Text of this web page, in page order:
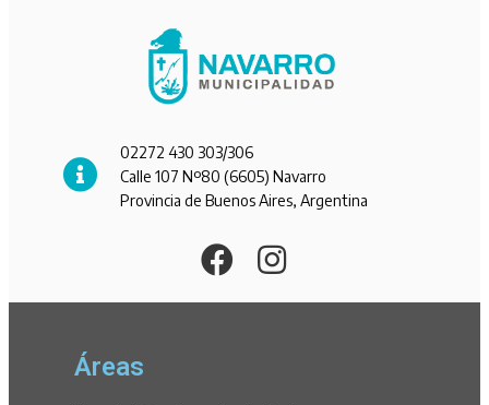
02272 430 303/306
Calle 107 Nº80 (6605) Navarro
Provincia de Buenos Aires, Argentina
Áreas